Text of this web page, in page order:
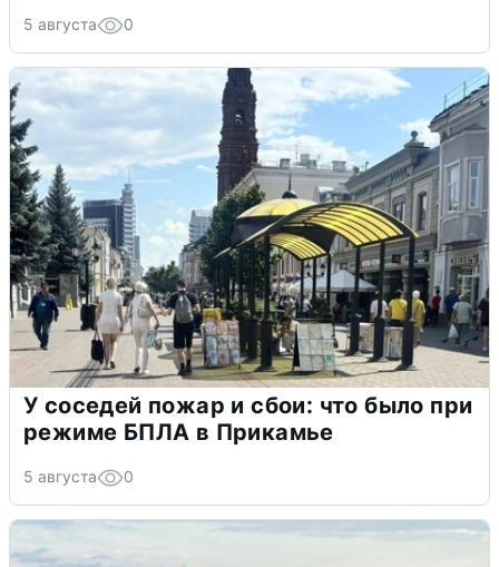
5 августа 0
У соседей пожар и сбои: что было при
режиме БПЛА в Прикамье
5 августа 0